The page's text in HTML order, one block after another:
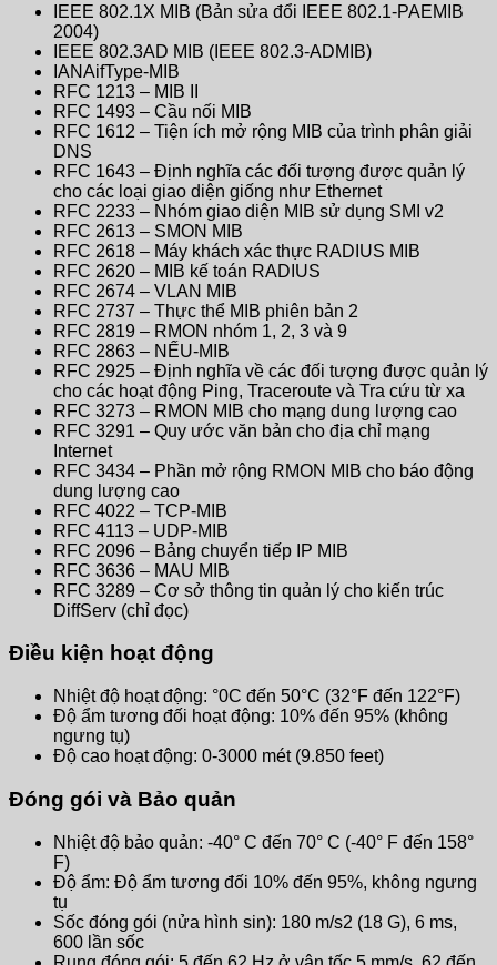
IEEE 802.1X MIB (Bản sửa đổi IEEE 802.1-PAEMIB
2004)
IEEE 802.3AD MIB (IEEE 802.3-ADMIB)
IANAifType-MIB
RFC 1213 – MIB II
RFC 1493 – Cầu nối MIB
RFC 1612 – Tiện ích mở rộng MIB của trình phân giải
DNS
RFC 1643 – Định nghĩa các đối tượng được quản lý
cho các loại giao diện giống như Ethernet
RFC 2233 – Nhóm giao diện MIB sử dụng SMI v2
RFC 2613 – SMON MIB
RFC 2618 – Máy khách xác thực RADIUS MIB
RFC 2620 – MIB kế toán RADIUS
RFC 2674 – VLAN MIB
RFC 2737 – Thực thể MIB phiên bản 2
RFC 2819 – RMON nhóm 1, 2, 3 và 9
RFC 2863 – NẾU-MIB
RFC 2925 – Định nghĩa về các đối tượng được quản lý
cho các hoạt động Ping, Traceroute và Tra cứu từ xa
RFC 3273 – RMON MIB cho mạng dung lượng cao
RFC 3291 – Quy ước văn bản cho địa chỉ mạng
Internet
RFC 3434 – Phần mở rộng RMON MIB cho báo động
dung lượng cao
RFC 4022 – TCP-MIB
RFC 4113 – UDP-MIB
RFC 2096 – Bảng chuyển tiếp IP MIB
RFC 3636 – MAU MIB
RFC 3289 – Cơ sở thông tin quản lý cho kiến ​​trúc
DiffServ (chỉ đọc)
Điều kiện hoạt động
Nhiệt độ hoạt động: °0C đến 50°C (32°F đến 122°F)
Độ ẩm tương đối hoạt động: 10% đến 95% (không
ngưng tụ)
Độ cao hoạt động: 0-3000 mét (9.850 feet)
Đóng gói và Bảo quản
Nhiệt độ bảo quản: -40° C đến 70° C (-40° F đến 158°
F)
Độ ẩm: Độ ẩm tương đối 10% đến 95%, không ngưng
tụ
Sốc đóng gói (nửa hình sin): 180 m/s2 (18 G), 6 ms,
600 lần sốc